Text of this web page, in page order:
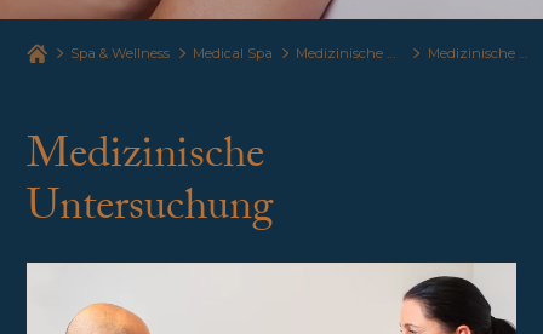
Spa & Wellness Medical Spa Medizinische Dienstleistungen Medizinische Untersuchung
Medizinische
Untersuchung